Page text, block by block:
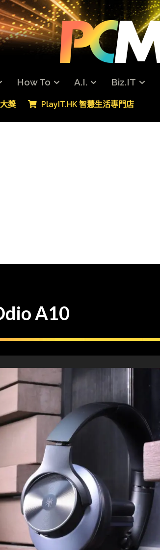
How To A.I. Biz.IT
獎 PlayIT.HK 智慧生活專門店
A10